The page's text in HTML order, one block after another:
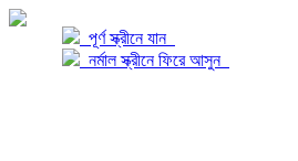
পূর্ণ স্ক্রীনে যান
নর্মাল স্ক্রীনে ফিরে আসুন